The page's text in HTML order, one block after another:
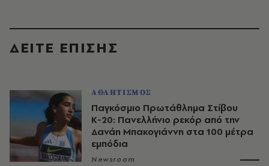
ΔΕΙΤΕ ΕΠΙΣΗΣ
ΑΘΛΗΤΙΣΜΟΣ
Παγκόσμιο Πρωτάθλημα Στίβου
Κ-20: Πανελλήνιο ρεκόρ από την
Δανάη Μπακογιάννη στα 100 μέτρα
εμπόδια
Newsroom